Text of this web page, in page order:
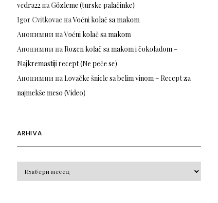
vedra22наGözleme (turske palačinke)
Igor Cvitkovac наVoćni kolač sa makom
Анонимни наVoćni kolač sa makom
Анонимни наRozen kolač sa makom i čokoladom –
Najkremastiji recept (Ne peče se)
Анонимни наLovačke šnicle sa belim vinom – Recept za
najmekše meso (Video)
ARHIVA